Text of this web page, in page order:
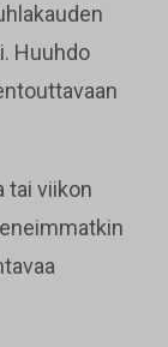
Huuhdo
tai viikon